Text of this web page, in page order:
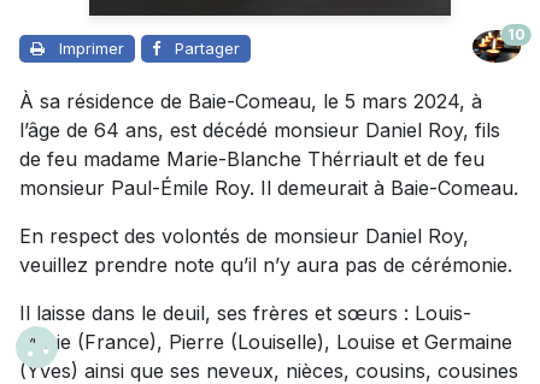
Imprimer Partager
10
À sa résidence de Baie-Comeau, le 5 mars 2024, à
l’âge de 64 ans, est décédé monsieur Daniel Roy, fils
de feu madame Marie-Blanche Thérriault et de feu
monsieur Paul-Émile Roy. Il demeurait à Baie-Comeau.
En respect des volontés de monsieur Daniel Roy,
veuillez prendre note qu’il n’y aura pas de cérémonie.
Il laisse dans le deuil, ses frères et sœurs : Louis-
Marie (France), Pierre (Louiselle), Louise et Germaine
(Yves) ainsi que ses neveux, nièces, cousins, cousines